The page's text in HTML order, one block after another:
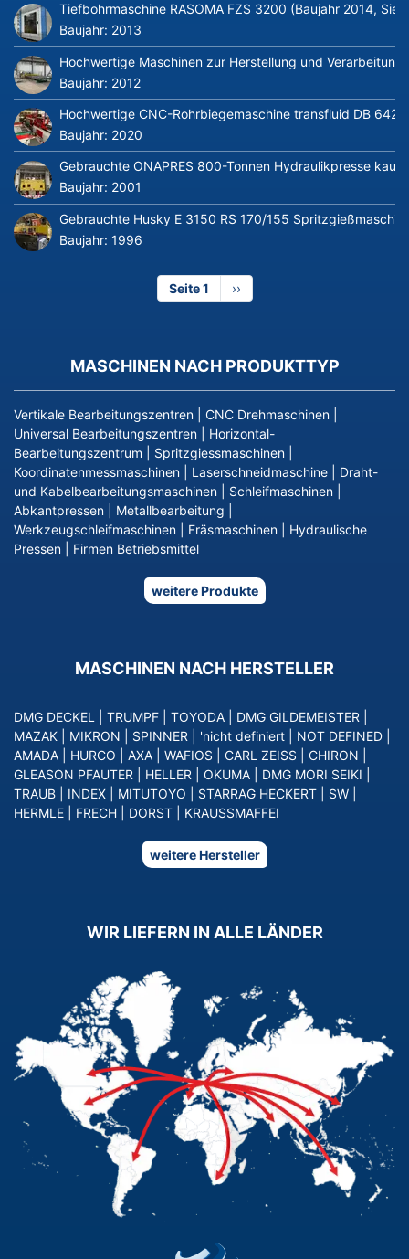
Tiefbohrmaschine RASOMA FZS 3200 (Baujahr 2014,
Baujahr: 2013
Hochwertige Maschinen zur Herstellung und
Baujahr: 2012
Hochwertige CNC-Rohrbiegemaschine transfluid DB
Baujahr: 2020
Gebrauchte ONAPRES 800-Tonnen Hydraulikpresse
Baujahr: 2001
Gebrauchte Husky E 3150 RS 170/155
Baujahr: 1996
Seite 1
Nächste
Seite
››
MASCHINEN NACH PRODUKTTYP
Vertikale Bearbeitungszentren CNC Drehmaschinen
Universal Bearbeitungszentren
Horizontal-
Bearbeitungszentrum
Spritzgiessmaschinen
Koordinatenmessmaschinen
Laserschneidmaschine
Draht-
und Kabelbearbeitungsmaschinen
Schleifmaschinen
Abkantpressen
Metallbearbeitung
Werkzeugschleifmaschinen
Fräsmaschinen
Hydraulische
Pressen
Firmen Betriebsmittel
weitere Produkte
MASCHINEN NACH HERSTELLER
DMG DECKEL TRUMPF TOYODA DMG GILDEMEISTER
MAZAK
MIKRON SPINNER 'nicht definiert NOT DEFINED
AMADA
HURCO AXA WAFIOS CARL ZEISS CHIRON
GLEASON PFAUTER
HELLER OKUMA DMG MORI SEIKI
TRAUB
INDEX MITUTOYO STARRAG HECKERT SW
HERMLE
FRECH DORST KRAUSSMAFFEI
weitere Hersteller
WIR LIEFERN IN ALLE LÄNDER